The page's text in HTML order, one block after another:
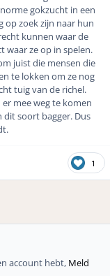
gokzucht in een
op zoek zijn naar hun
kunnen waar de
waar ze op in spelen.
juist die mensen die
te lokken om ze nog
tuig van de richel.
mee weg te komen
dit soort bagger. Dus
1
account hebt, Meld